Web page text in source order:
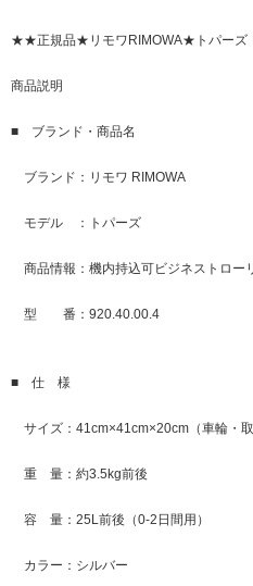
★★正規品★リモワRIMOWA★トパーズ
商品説明
■ ブランド・商品名
ブランド：リモワ RIMOWA
モデル ：トパーズ
商品情報：機内持込可ビジネストロー
型 番：920.40.00.4
■ 仕 様
サイズ：41cm×41cm×20cm（車輪・取
重 量：約3.5kg前後
容 量：25L前後（0-2日間用）
カラー：シルバー